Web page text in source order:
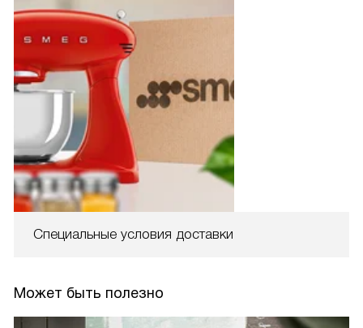
Специальные условия доставки
Может быть полезно